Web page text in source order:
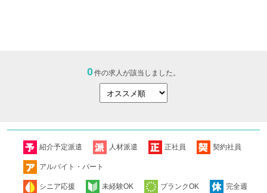
0件の求人が該当しました。
紹介予定派遣 人材派遣 正社員 契約社員
アルバイト・パート
シニア応援 未経験OK ブランクOK 完全週